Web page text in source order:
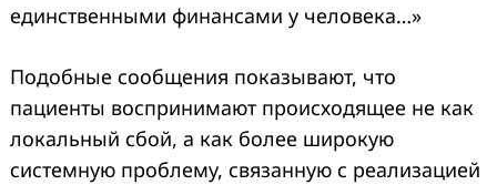
единственными финансами у человека…»
Подобные сообщения показывают, что
пациенты воспринимают происходящее не как
локальный сбой, а как более широкую
системную проблему, связанную с реализацией